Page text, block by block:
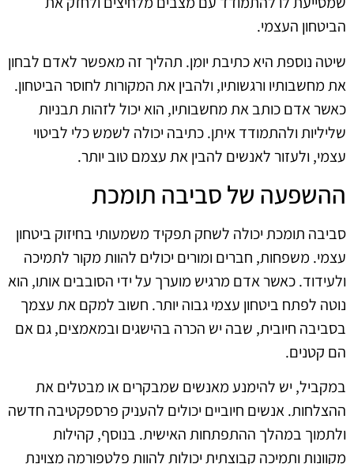
הביטחון העצמי.
שיטה נוספת היא כתיבת יומן. תהליך זה מאפשר לאדם לבחון
את מחשבותיו ורגשותיו, ולהבין את המקורות לחוסר הביטחון.
כאשר אדם כותב את מחשבותיו, הוא יכול לזהות תבניות
שליליות ולהתמודד איתן. כתיבה יכולה לשמש כלי לביטוי
עצמי, ולעזור לאנשים להבין את עצמם טוב יותר.
ההשפעה של סביבה תומכת
סביבה תומכת יכולה לשחק תפקיד משמעותי בחיזוק ביטחון
עצמי. משפחות, חברים ומורים יכולים להוות מקור לתמיכה
ולעידוד. כאשר אדם מרגיש מוערך על ידי הסובבים אותו, הוא
נוטה לפתח ביטחון עצמי גבוה יותר. חשוב למקם את עצמך
בסביבה חיובית, שבה יש הכרה בהישגים ובמאמצים, גם אם
הם קטנים.
במקביל, יש להימנע מאנשים שמבקרים או מבטלים את
ההצלחות. אנשים חיוביים יכולים להעניק פרספקטיבה חדשה
ולתמוך במהלך ההתפתחות האישית. בנוסף, קהילות
מקוונות ותמיכה קבוצתית יכולות להוות פלטפורמה מצוינת